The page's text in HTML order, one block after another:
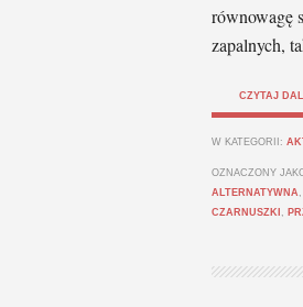
równowagę
zapalnych,
CZYTAJ
W KATEGORII:
OZNACZONY
ALTERNATYWNA ,
CZARNUSZKI ,